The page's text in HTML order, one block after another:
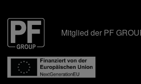
Mitglied der PF